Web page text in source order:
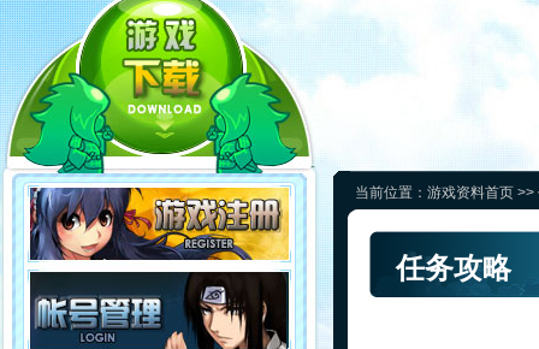
当前位置： 游戏资料首页 >>
任务攻略